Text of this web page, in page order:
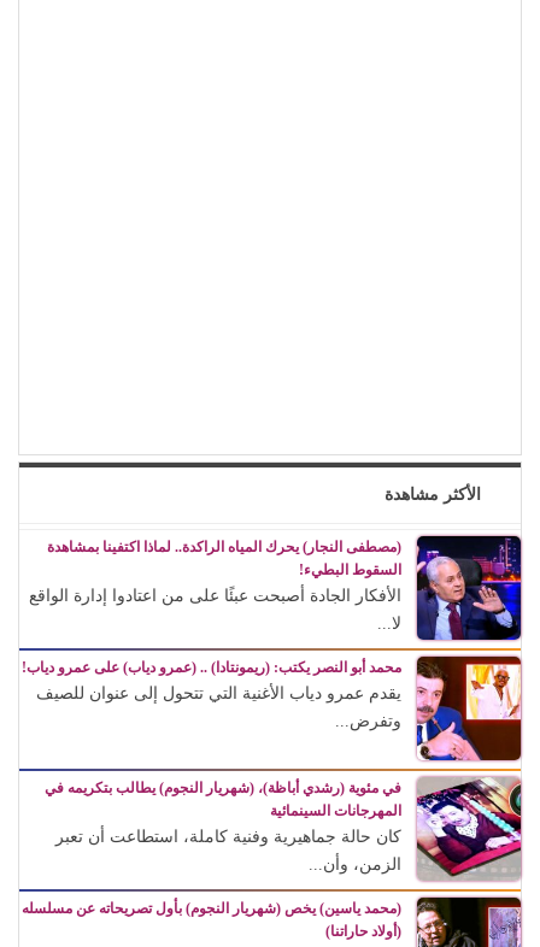
الأكثر مشاهدة
(مصطفى النجار) يحرك المياه الراكدة.. لماذا اكتفينا بمشاهدة
السقوط البطيء!
الأفكار الجادة أصبحت عبئًا على من اعتادوا إدارة الواقع
لا...
محمد أبو النصر يكتب: (ريمونتادا) .. (عمرو دياب) على عمرو دياب!
يقدم عمرو دياب الأغنية التي تتحول إلى عنوان للصيف
وتفرض...
في مئوية (رشدي أباظة)، (شهريار النجوم) يطالب بتكريمه في
المهرجانات السينمائية
كان حالة جماهيرية وفنية كاملة، استطاعت أن تعبر
الزمن، وأن...
(محمد ياسين) يخص (شهريار النجوم) بأول تصريحاته عن مسلسله
(أولاد حاراتنا)